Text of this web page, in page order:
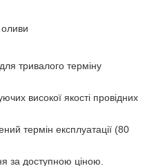
оливи
тривалого терміну
високої якості провідних
термін експлуатації (80
за доступною ціною.